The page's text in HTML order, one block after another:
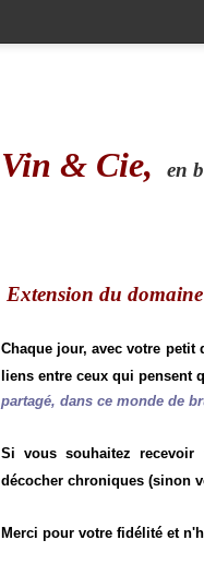
Vin & Cie, en
Extension du
Chaque jour, avec votre petit
liens entre ceux qui pensent
partagé, dans ce monde de
Si vous souhaitez
décocher chroniques (sinon
Merci pour votre fidélité et